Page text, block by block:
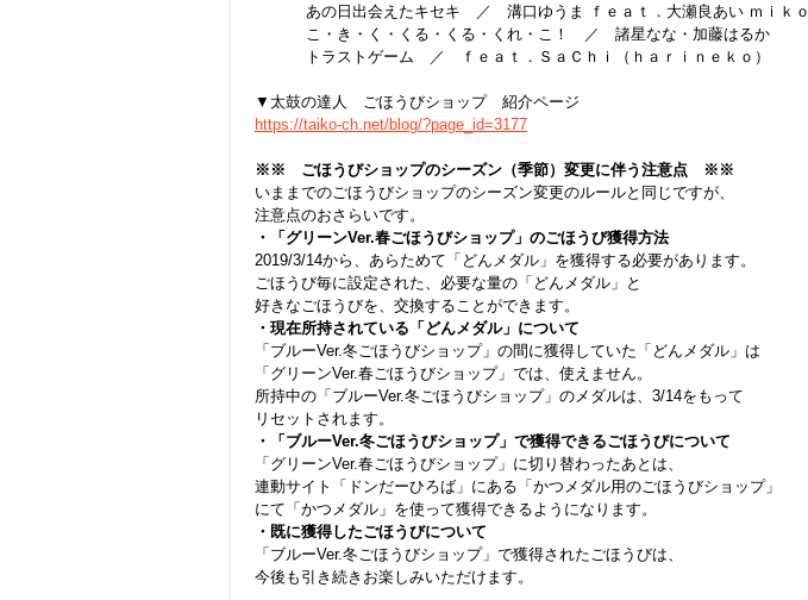
あの日出会えたキセキ ／ 溝口ゆうま ｆｅａｔ．大瀬良あい ｍｉｋｏ
こ・き・く・くる・くる・くれ・こ！ ／ 諸星なな・加藤はるか
トラストゲーム ／ ｆｅａｔ．ＳａＣｈｉ（ｈａｒｉｎｅｋｏ）
▼太鼓の達人 ごほうびショップ 紹介ページ
https://taiko-ch.net/blog/?page_id=3177
※※ ごほうびショップのシーズン（季節）変更に伴う注意点 ※※
いままでのごほうびショップのシーズン変更のルールと同じですが、
注意点のおさらいです。
・「グリーンVer.春ごほうびショップ」のごほうび獲得方法
2019/3/14から、あらためて「どんメダル」を獲得する必要があります。
ごほうび毎に設定された、必要な量の「どんメダル」と
好きなごほうびを、交換することができます。
・現在所持されている「どんメダル」について
「ブルーVer.冬ごほうびショップ」の間に獲得していた「どんメダル」は
「グリーンVer.春ごほうびショップ」では、使えません。
所持中の「ブルーVer.冬ごほうびショップ」のメダルは、 3/14をもって
リセットされます。
・「ブルーVer.冬ごほうびショップ」で獲得できるごほうびについて
「グリーンVer.春ごほうびショップ」に切り替わったあとは、
連動サイト「ドンだーひろば」にある「かつメダル用のごほうびショップ」
にて「かつメダル」を使って獲得できるようになります。
・既に獲得したごほうびについて
「ブルーVer.冬ごほうびショップ」で獲得されたごほうびは、
今後も引き続きお楽しみいただけます。